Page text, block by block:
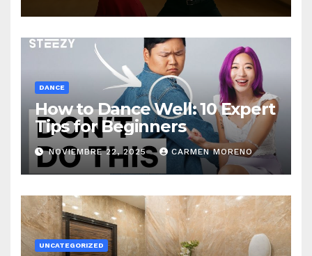
DANCE
How to Dance Well: 10 Expert
Tips for Beginners
NOVIEMBRE 22, 2025 CARMEN MORENO
UNCATEGORIZED